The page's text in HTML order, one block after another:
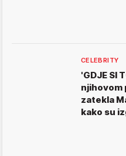
CELEBRITY
'GDJE SI
zatekla
kako su